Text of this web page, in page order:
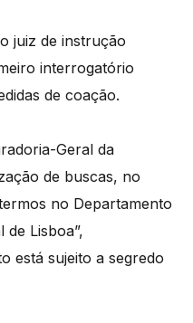
juiz de instrução
interrogatório
de coação.
Geral da
de buscas, no
no Departamento
Lisboa”,
está sujeito a segredo